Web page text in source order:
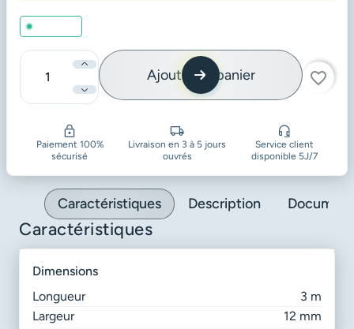
Quantité
Ajouter au panier favorite_border
Paiement 100%
sécurisé
Livraison en 3 à 5 jours
ouvrés
Service client
disponible 5J/7
Caractéristiques Description
Caractéristiques
dimensions
Longueur
3 m
Largeur
12 mm